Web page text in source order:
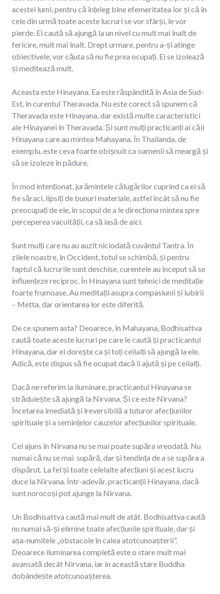
acestei lumi, pentru că înțeleg bine efemeritatea lor și că în
cele din urmă toate aceste lucruri se vor sfârși, le vor
pierde. Ei caută să ajungă la un nivel cu mult mai înalt de
fericire, mult mai înalt. Drept urmare, pentru a-și atinge
obiectivele, vor căuta să nu fie prea ocupați. Ei se izolează
și meditează mult.
Aceasta este Hinayana. Ea este răspândită în Asia de Sud-
Est, în curentul Theravada. Nu este corect să spunem că
Theravada este Hinayana, dar există multe caracteristici
ale Hinayanei în Theravada. Și sunt mulți practicanți ai căii
Hinayana care au mintea Mahayana. În Thailanda, de
exemplu, este ceva foarte obișnuit ca oamenii să meargă și
să se izoleze în pădure.
În mod intenționat, jurămintele călugărilor cuprind ca ei să
fie săraci, lipsiți de bunuri materiale, astfel încât să nu fie
preocupați de ele, în scopul de a le direcționa mintea spre
perceperea vacuității, ca să iasă de aici.
Sunt mulți care nu au auzit niciodată cuvântul Tantra. În
zilele noastre, în Occident, totul se schimbă, și pentru
faptul că lucrurile sunt deschise, curentele au început să se
influențeze reciproc. În Hinayana sunt tehnici de meditație
foarte frumoase. Au meditații asupra compasiunii și iubirii
– Metta, dar orientarea lor este diferită.
De ce spunem asta? Deoarece, în Mahayana, Bodhisattva
caută toate aceste lucruri pe care le caută și practicantul
Hinayana, dar el dorește ca și toți ceilalți să ajungă la ele.
Adică, este dispus să fie ocupat dacă îi ajută și pe ceilalți.
Dacă ne referim la iluminare, practicantul Hinayana se
străduiește să ajungă la Nirvana. Și ce este Nirvana?
Încetarea imediată și ireversibilă a tuturor afecțiunilor
spirituale și a semințelor cauzelor afecțiunilor spirituale.
Cel ajuns în Nirvana nu se mai poate supăra vreodată. Nu
numai că nu se mai supără, dar și tendința de a se supăra a
dispărut. La fel și toate celelalte afecțiuni și acest lucru
duce la Nirvana. Într-adevăr, practicanții Hinayana, dacă
sunt norocoși pot ajunge la Nirvana.
Un Bodhisattva caută mai mult de atât. Bodhisattva caută
nu numai să-și elimine toate afecțiunile spirituale, dar și
așa-numitele „obstacole în calea atotcunoașterii”.
Deoarece iluminarea completă este o stare mult mai
avansată decât Nirvana, iar în această stare Buddha
dobândește atotcunoașterea.